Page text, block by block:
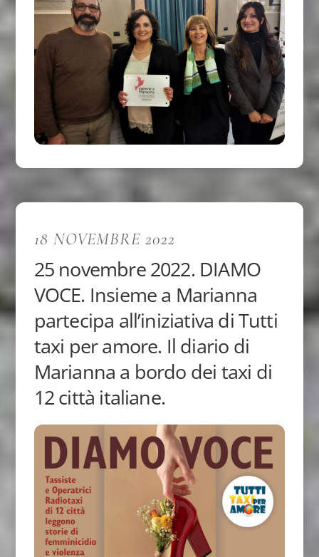
18 NOVEMBRE 2022
25 novembre 2022. DIAMO
VOCE. Insieme a Marianna
partecipa all’iniziativa di Tutti
taxi per amore. Il diario di
Marianna a bordo dei taxi di
12 città italiane.